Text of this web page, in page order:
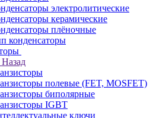
электролитические
керамические
плёночные
конденсаторы
Назад
полевые (FET, MOSFET)
биполярные
IGBT
ключи